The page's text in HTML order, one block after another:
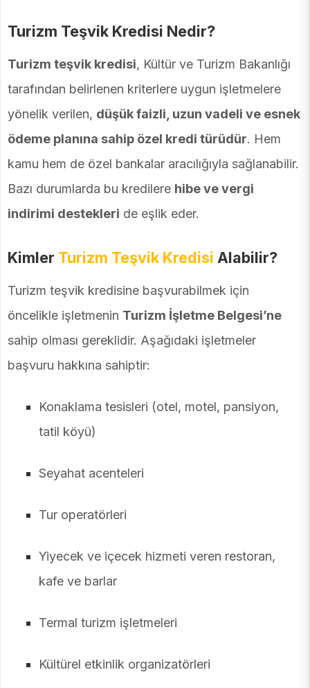
Turizm Teşvik Kredisi Nedir?
Turizm teşvik kredisi, Kültür ve Turizm Bakanlığı
tarafından belirlenen kriterlere uygun işletmelere
yönelik verilen, düşük faizli, uzun vadeli ve esnek
ödeme planına sahip özel kredi türüdür. Hem
kamu hem de özel bankalar aracılığıyla sağlanabilir.
Bazı durumlarda bu kredilere hibe ve vergi
indirimi destekleri de eşlik eder.
Kimler Turizm Teşvik Kredisi Alabilir?
Turizm teşvik kredisine başvurabilmek için
öncelikle işletmenin Turizm İşletme Belgesi’ne
sahip olması gereklidir. Aşağıdaki işletmeler
başvuru hakkına sahiptir:
Konaklama tesisleri (otel, motel, pansiyon,
tatil köyü)
Seyahat acenteleri
Tur operatörleri
Yiyecek ve içecek hizmeti veren restoran,
kafe ve barlar
Termal turizm işletmeleri
Kültürel etkinlik organizatörleri